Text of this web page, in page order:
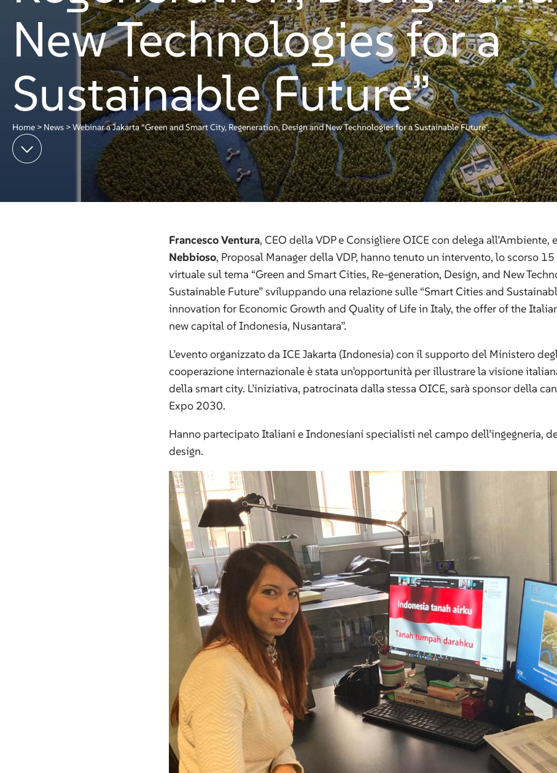
New Technologies for a
Sustainable Future”
Home > News >Webinar a Jakarta “Green and Smart City, Regeneration, Design and New Technologies for a Sustainable Future”
Francesco Ventura, CEO della VDP e Consigliere OICE con delega all’Ambiente, e
Nebbioso, Proposal Manager della VDP, hanno tenuto un intervento, lo scorso
virtuale sul tema “Green and Smart Cities, Re-generation, Design, and New
Sustainable Future” sviluppando una relazione sulle “Smart Cities and
innovation for Economic Growth and Quality of Life in Italy, the offer of the
new capital of Indonesia, Nusantara”.
L’evento organizzato da ICE Jakarta (Indonesia) con il supporto del Ministero
cooperazione internazionale è stata un’opportunità per illustrare la visione
della smart city. L’iniziativa, patrocinata dalla stessa OICE, sarà sponsor della
Expo 2030.
Hanno partecipato Italiani e Indonesiani specialisti nel campo dell’ingegneria,
design.